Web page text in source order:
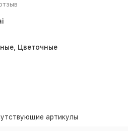
Цветочные
артикулы